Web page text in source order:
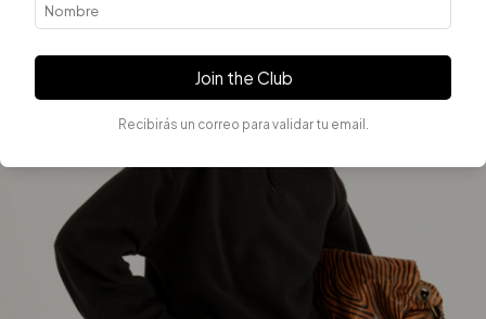
Join the Club
Recibirás un correo para validar tu email.